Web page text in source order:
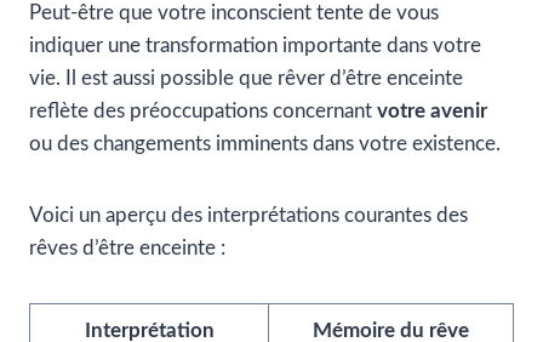
Peut-être que votre inconscient tente de vous
indiquer une transformation importante dans votre
vie. Il est aussi possible que rêver d’être enceinte
reflète des préoccupations concernant votre avenir
ou des changements imminents dans votre existence.
Voici un aperçu des interprétations courantes des
rêves d’être enceinte :
Interprétation Mémoire du rêve